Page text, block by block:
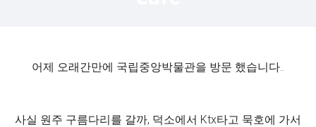
어제 오래간만에 국립중앙박물관을 방문 했습니다..
사실 원주 구름다리를 갈까, 덕소에서 Ktx타고 묵호에 가서